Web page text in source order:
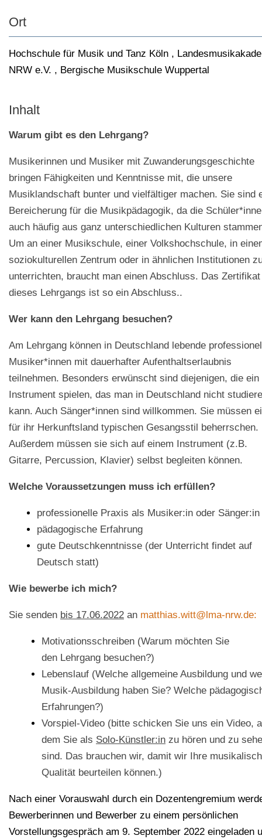
Ort
Hochschule für Musik und Tanz Köln ,
NRW e.V. , Bergische Musikschule Wuppertal
Inhalt
Warum gibt es den Lehrgang?
Musikerinnen und Musiker mit Zuwanderungsgeschichte
bringen Fähigkeiten und Kenntnisse mit, die unsere
Musiklandschaft bunter und vielfältiger machen. Sie sind
Bereicherung für die Musikpädagogik, da die
auch häufig aus ganz unterschiedlichen Kulturen
Um an einer Musikschule, einer Volkshochschule, in
soziokulturellen Zentrum oder in ähnlichen Institutionen
unterrichten, braucht man einen Abschluss. Das Zertifikat
dieses Lehrgangs ist so ein Abschluss..
Wer kann den Lehrgang besuchen?
Am Lehrgang können in Deutschland lebende
Musiker*innen mit dauerhafter Aufenthaltserlaubnis
teilnehmen. Besonders erwünscht sind diejenigen, die ein
Instrument spielen, das man in Deutschland nicht
kann. Auch Sänger*innen sind willkommen. Sie müssen
für ihr Herkunftsland typischen Gesangsstil beherrschen.
Außerdem müssen sie sich auf einem Instrument (z.B.
Gitarre, Percussion, Klavier) selbst begleiten können.
Welche Voraussetzungen muss ich erfüllen?
professionelle Praxis als Musiker:in oder Sänger:in
pädagogische Erfahrung
gute Deutschkenntnisse (der Unterricht findet auf
Deutsch statt)
Wie bewerbe ich mich?
Sie senden bis 17.06.2022 an matthias.witt@lma-nrw.de:
Motivationsschreiben (Warum möchten Sie
den Lehrgang besuchen?)
Lebenslauf (Welche allgemeine Ausbildung und
Musik-Ausbildung haben Sie? Welche
Erfahrungen?)
Vorspiel-Video (bitte schicken Sie uns ein Video,
dem Sie als Solo-Künstler:in zu hören und zu
sind. Das brauchen wir, damit wir Ihre
Qualität beurteilen können.)
Nach einer Vorauswahl durch ein Dozentengremium
Bewerberinnen und Bewerber zu einem persönlichen
Vorstellungsgespräch am 9. September 2022 eingeladen